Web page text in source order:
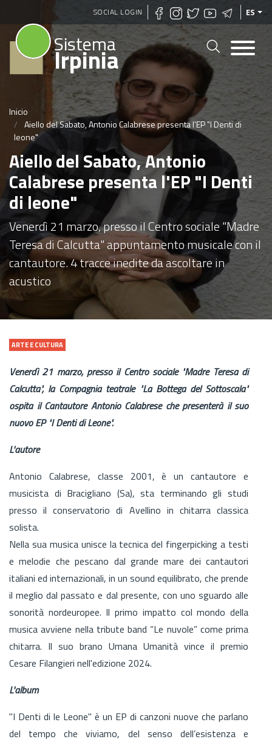
Pasar
al
contenido
principal
SOCIAL LOGIN ES
Sistema
Irpinia
Inicio
Aiello del Sabato, Antonio Calabrese presenta l'EP "I Denti di
leone"
Aiello del Sabato, Antonio
Calabrese presenta l'EP "I Denti
di leone"
Venerdì 21 marzo, presso il Centro sociale "Madre
Teresa di Calcutta" appuntamento musicale con il
cantautore. 4 tracce inedite da ascoltare in
acustico
ARTE E CULTURA
Venerdì 21 marzo, presso il Centro sociale "Madre Teresa di
Calcutta", la Compagnia teatrale "La Bottega del Sottoscala"
ospita il Cantautore Antonio Calabrese che presenterà il suo
nuovo EP "I Denti di Leone".
L'autore
Antonio Calabrese, classe 2001, è un cantautore e
musicista di Bracigliano (Sa), sta terminando gli studi
presso il conservatorio di Avellino in chitarra classica
solista.
Nella sua musica unisce la tecnica del fingerpicking a testi
e melodie che pescano dal grande mare dei cantautori
italiani ed internazionali, in un sound equilibrato, che prende
il meglio dal passato e dal presente, con uno sguardo alle
sonorità nordeuropee. Il primo impatto col mondo della
musica avviene nella tribute band “Le nuvole” come prima
chitarra. Il suo brano Umana Umanità vince il premio
Cesare Filangieri nell'edizione 2024.
L'album
"I Denti di le Leone" è un EP di canzoni nuove che parlano
del tempo che viviamo, del senso dell’esistenza e